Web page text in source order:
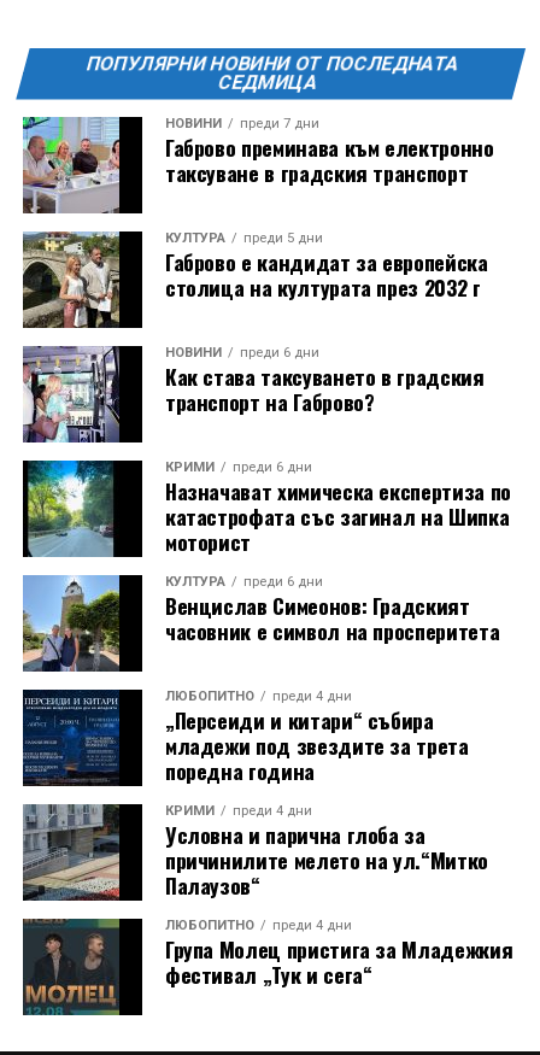
12 АВГУСТ (сряда)
19:00ч. „Книга за книга“ – донеси книга, вземи си
друга, обсъди заглавия и автори с други читатели
20:00ч. Концерт на група МОЛЕЦ, GoGo,
Zov&Vakavliev, Toria
21:30ч. Коктейли и музика
ПОПУЛЯРНИ НОВИНИ ОТ ПОСЛЕДНАТА
СЕДМИЦА
НОВИНИ преди 7 дни
Габрово преминава към електронно
таксуване в градския транспорт
КУЛТУРА преди 5 дни
Габрово е кандидат за европейска
столица на културата през 2032 г
НОВИНИ преди 6 дни
Как става таксуването в градския
транспорт на Габрово?
КРИМИ преди 6 дни
Назначават химическа експертиза по
катастрофата със загинал на Шипка
моторист
КУЛТУРА преди 6 дни
Венцислав Симеонов: Градският
часовник е символ на просперитета
ЛЮБОПИТНО преди 4 дни
„Персеиди и китари“ събира
младежи под звездите за трета
поредна година
КРИМИ преди 4 дни
Условна и парична глоба за
причинилите мелето на ул.“Митко
Палаузов“
ЛЮБОПИТНО преди 4 дни
Група Молец пристига за Младежкия
фестивал „Тук и сега“